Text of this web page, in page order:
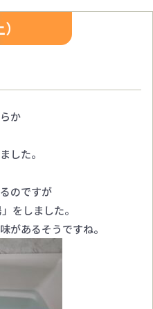
か
した。
のですが
をしました。
があるそうですね。